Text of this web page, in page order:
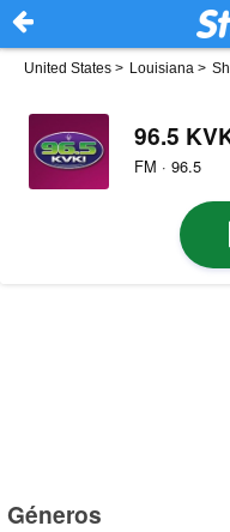
United States > Louisiana >
96.5
FM · 96.5
Géneros